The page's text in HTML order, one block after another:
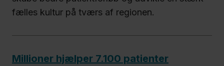
fælles kultur på tværs af regionen.
Millioner hjælper 7.100 patienter